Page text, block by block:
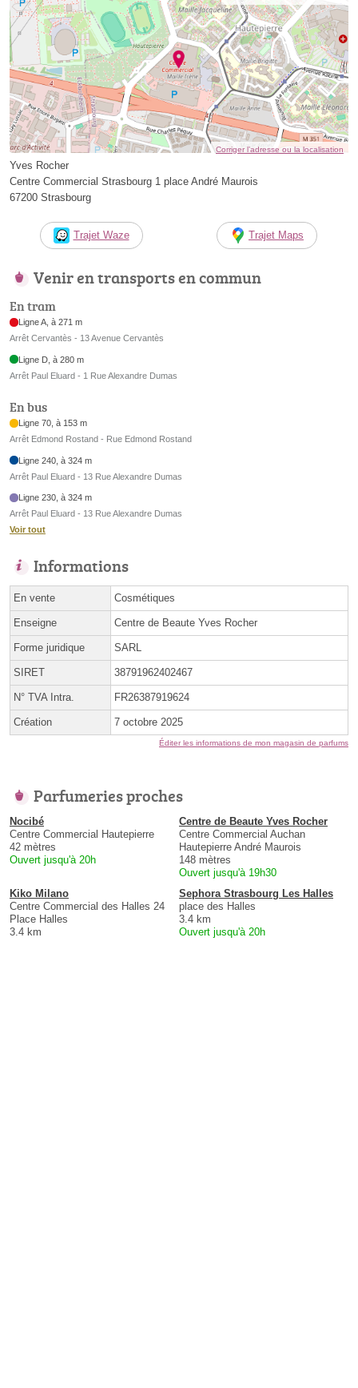
Corriger l’adresse ou la localisation
Yves Rocher
Centre Commercial Strasbourg 1 place André Maurois
67200 Strasbourg
Trajet Waze Trajet Maps
Venir en transports en commun
En tram
Ligne A, à 271 m
Arrêt Cervantès - 13 Avenue Cervantès
Ligne D, à 280 m
Arrêt Paul Eluard - 1 Rue Alexandre Dumas
En bus
Ligne 70, à 153 m
Arrêt Edmond Rostand - Rue Edmond Rostand
Ligne 240, à 324 m
Arrêt Paul Eluard - 13 Rue Alexandre Dumas
Ligne 230, à 324 m
Arrêt Paul Eluard - 13 Rue Alexandre Dumas
Voir tout
Informations
En vente Cosmétiques
Enseigne Centre de Beaute Yves Rocher
Forme juridique SARL
SIRET 38791962402467
N° TVA Intra. FR26387919624
Création 7 octobre 2025
Éditer les informations de mon magasin de parfums
Parfumeries proches
Nocibé
Centre Commercial Hautepierre
42 mètres
Ouvert jusqu'à 20h
Centre de Beaute Yves Rocher
Centre Commercial Auchan
Hautepierre André Maurois
148 mètres
Ouvert jusqu'à 19h30
Kiko Milano
Centre Commercial des Halles 24
Place Halles
3.4 km
Sephora Strasbourg Les Halles
place des Halles
3.4 km
Ouvert jusqu'à 20h